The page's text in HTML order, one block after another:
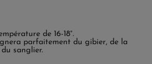
de 16-18°.
parfaitement du gibier, de la
sanglier.